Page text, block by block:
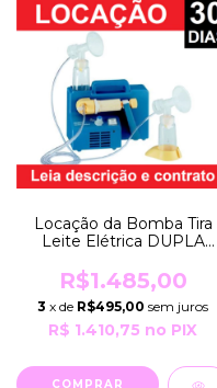
Locação da Bomba Tira
Leite Elétrica DUPLA
SELECT por 30 Dias
EXTRATORA Bivolt
Robusta Prof Medela
R$1.485,00
3 x de R$495,00 sem juros
R$ 1.410,75 no PIX